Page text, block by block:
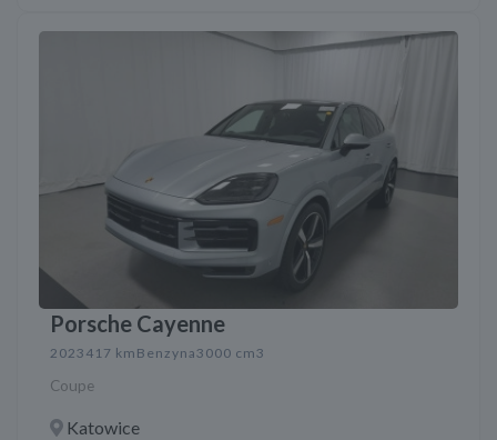
Porsche Cayenne
2023 417 km Benzyna3000 cm3
Coupe
Katowice